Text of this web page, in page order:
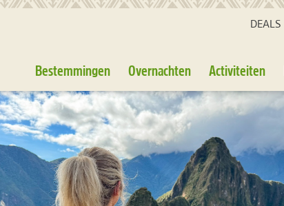
DEALS
Bestemmingen Overnachten Activiteiten